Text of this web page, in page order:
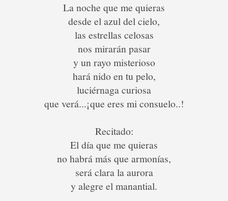
La noche que me quieras
desde el azul del cielo,
las estrellas celosas
nos mirarán pasar
y un rayo misterioso
hará nido en tu pelo,
luciérnaga curiosa
que verá...¡que eres mi consuelo..!
Recitado:
El día que me quieras
no habrá más que armonías,
será clara la aurora
y alegre el manantial.